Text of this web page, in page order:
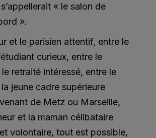
« le salon de
».
et le parisien attentif, entre le
curieux, entre le
retraité intéressé, entre le
jeune cadre supérieure
de Metz ou Marseille,
et la maman célibataire
volontaire, tout est possible,